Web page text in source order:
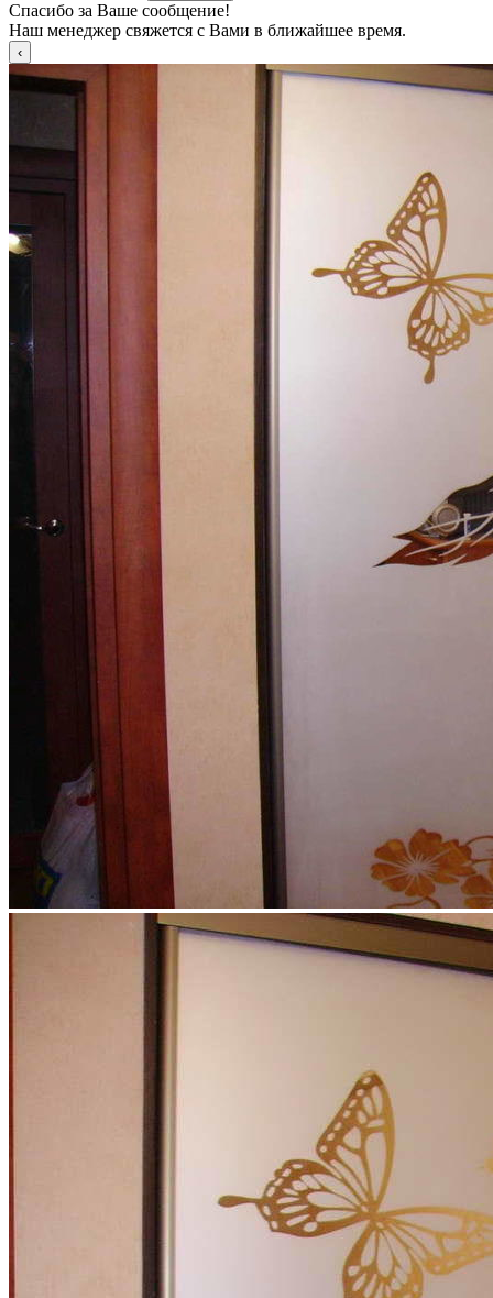
Спасибо за Ваше сообщение!
Наш менеджер свяжется с Вами в ближайшее время.